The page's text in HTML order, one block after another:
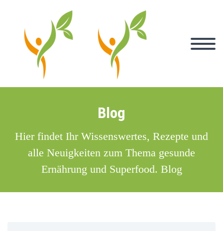
Blog
Hier findet Ihr Wissenswertes, Rezepte und
alle Neuigkeiten zum Thema gesunde
Ernährung und Superfood. Blog